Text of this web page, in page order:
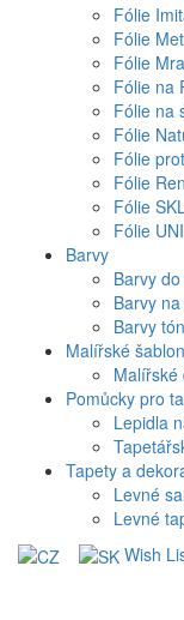
Fólie
Fólie
Fólie
Fólie na
Fólie na
Fólie
Fólie
Fólie
Fólie
Fólie UNI
Barvy
Barvy
Barvy
Barvy
Malířské
Malířské
Pomůcky pro
Lepidla
Tapety a
Levné
Levné
Wish